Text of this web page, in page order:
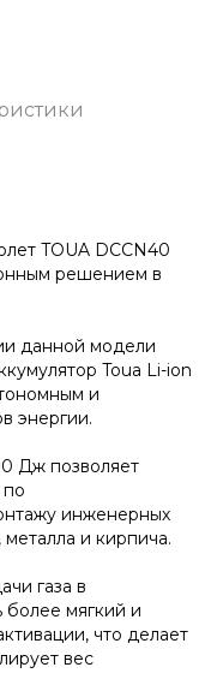
TOUA DCCN40
решением в
данной модели
Toua Li-ion
и
энергии.
Дж позволяет
инженерных
и кирпича.
газа в
более мягкий и
что делает
вес